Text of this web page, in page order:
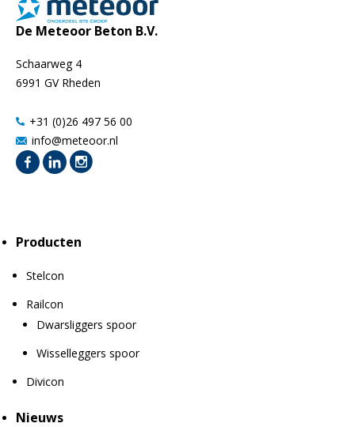
De Meteoor Beton B.V.
Schaarweg 4
6991 GV Rheden
+31 (0)26 497 56 00
info@meteoor.nl
Producten
Stelcon
Railcon
Dwarsliggers spoor
Wisselleggers spoor
Divicon
Nieuws